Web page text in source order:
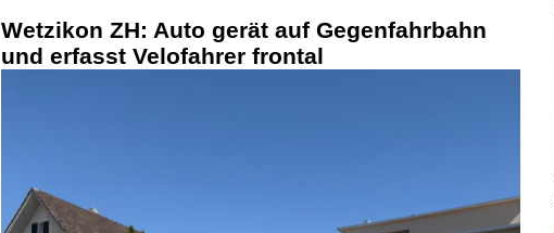
Wetzikon ZH: Auto gerät auf Gegenfahrbahn
und erfasst Velofahrer frontal